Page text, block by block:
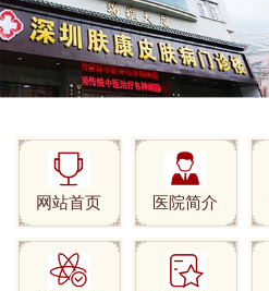
网站首页 医院简介